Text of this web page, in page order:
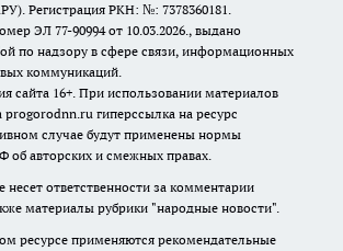
Регистрация РКН: №: 7378360181.
ЭЛ 77-90994 от 10.03.2026., выдано
по надзору в сфере связи, информационных
коммуникаций.
сайта 16+. При использовании материалов
progorodnn.ru гиперссылка на ресурс
случае будут применены нормы
об авторских и смежных правах.
несет ответственности за комментарии
материалы рубрики "народные новости".
ресурсе применяются рекомендательные